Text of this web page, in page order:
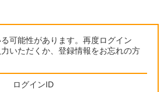
可能性があります。再度ログイン
いただくか、登録情報をお忘れの方
ログインID